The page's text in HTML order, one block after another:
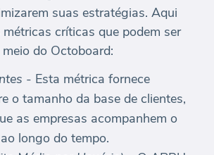
suas estratégias. Aqui
críticas que podem ser
do Octoboard:
- Esta métrica fornece
o tamanho da base de clientes,
as empresas acompanhem o
longo do tempo.